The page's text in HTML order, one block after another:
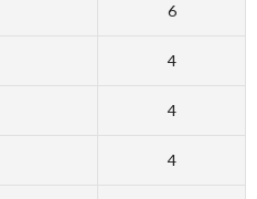
6
4
4
4